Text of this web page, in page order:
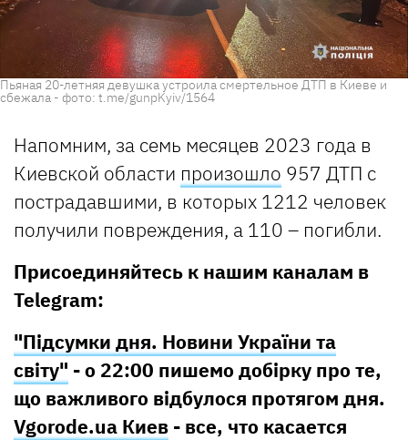
Пьяная 20-летняя девушка устроила смертельное ДТП в Киеве и
сбежала - фото: t.me/gunpKyiv/1564
Напомним, за семь месяцев 2023 года в
Киевской области произошло 957 ДТП с
пострадавшими, в которых 1212 человек
получили повреждения, а 110 – погибли.
Присоединяйтесь к нашим каналам в
Telegram:
"Підсумки дня. Новини України та
світу" - о 22:00 пишемо добірку про те,
що важливого відбулося протягом дня.
Vgorode.ua Киев - все, что касается